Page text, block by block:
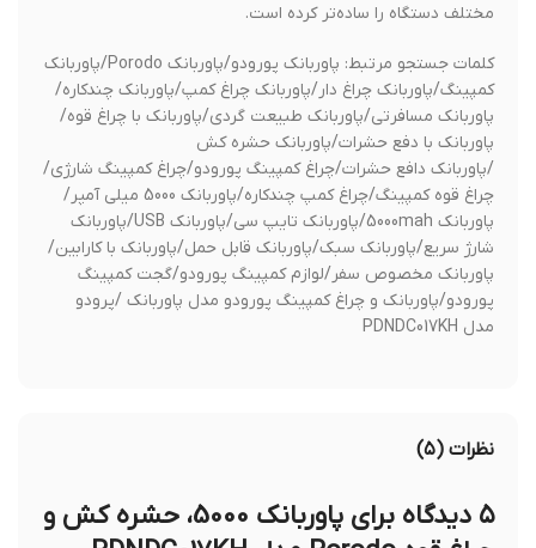
مختلف دستگاه را ساده‌تر کرده است.
کلمات جستجو مرتبط: پاوربانک پورودو/پاوربانک Porodo/پاوربانک
کمپینگ/پاوربانک چراغ دار/پاوربانک چراغ کمپ/پاوربانک چندکاره/
پاوربانک مسافرتی/پاوربانک طبیعت گردی/پاوربانک با چراغ قوه/
پاوربانک با دفع حشرات/پاوربانک حشره کش
/پاوربانک دافع حشرات/چراغ کمپینگ پورودو/چراغ کمپینگ شارژی/
چراغ قوه کمپینگ/چراغ کمپ چندکاره/پاوربانک 5000 میلی آمپر/
پاوربانک 5000mah/پاوربانک تایپ سی/پاوربانک USB/پاوربانک
شارژ سریع/پاوربانک سبک/پاوربانک قابل حمل/پاوربانک با کارابین/
پاوربانک مخصوص سفر/لوازم کمپینگ پورودو/گجت کمپینگ
پورودو/پاوربانک و چراغ کمپینگ پورودو مدل پاوربانک /پرودو
نظرات (۵)
پاوربانک 5000، حشره کش و